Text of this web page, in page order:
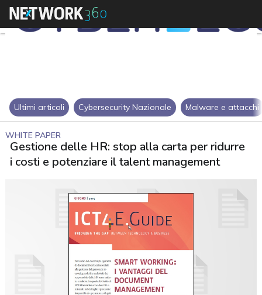
Ultimi articoli Cybersecurity Nazionale Malware e attacchi
WHITE PAPER
Gestione delle HR: stop alla carta per ridurre
i costi e potenziare il talent management